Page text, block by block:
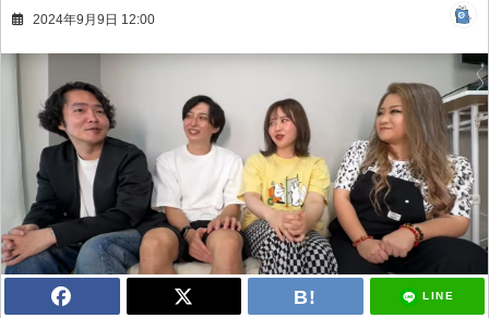
2024年9月9日 12:00
LINE